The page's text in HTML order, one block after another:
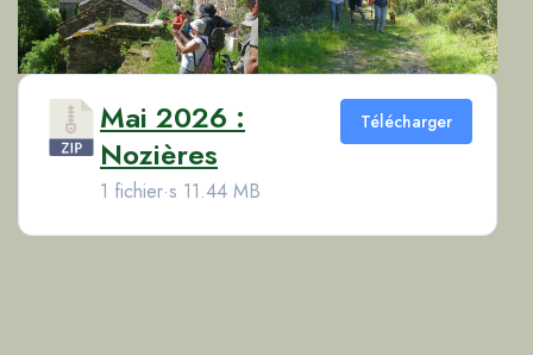
Mai 2026 :
Nozières
1 fichier·s 11.44 MB
Télécharger